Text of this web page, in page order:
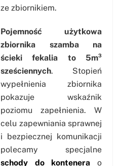
ze zbiornikiem.
Pojemność użytkowa
zbiornika szamba na
ścieki fekalia to 5m³
sześciennych. Stopień
wypełnienia zbiornika
pokazuje wskaźnik
poziomu zapełnienia. W
celu zapewniania sprawnej
i bezpiecznej komunikacji
polecamy specjalne
schody do kontenera o